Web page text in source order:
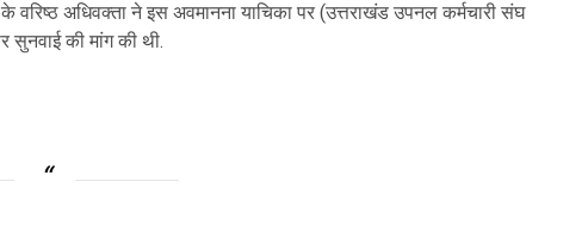
वरिष्ठ अधिवक्ता ने इस अवमानना याचिका पर (उत्तराखंड उपनल कर्मचारी संघ
सुनवाई की मांग की थी.